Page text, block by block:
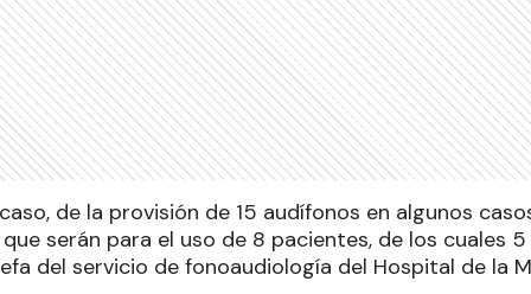
de la provisión de 15 audífonos en algunos
serán para el uso de 8 pacientes, de los cuales
del servicio de fonoaudiología del Hospital de la